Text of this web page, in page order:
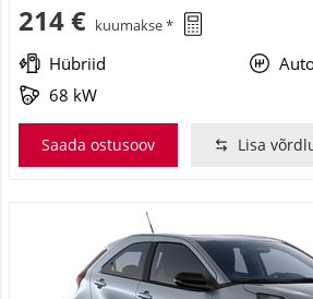
214 € kuumakse *
Hübriid
68 kW
Saada ostusoov Lisa